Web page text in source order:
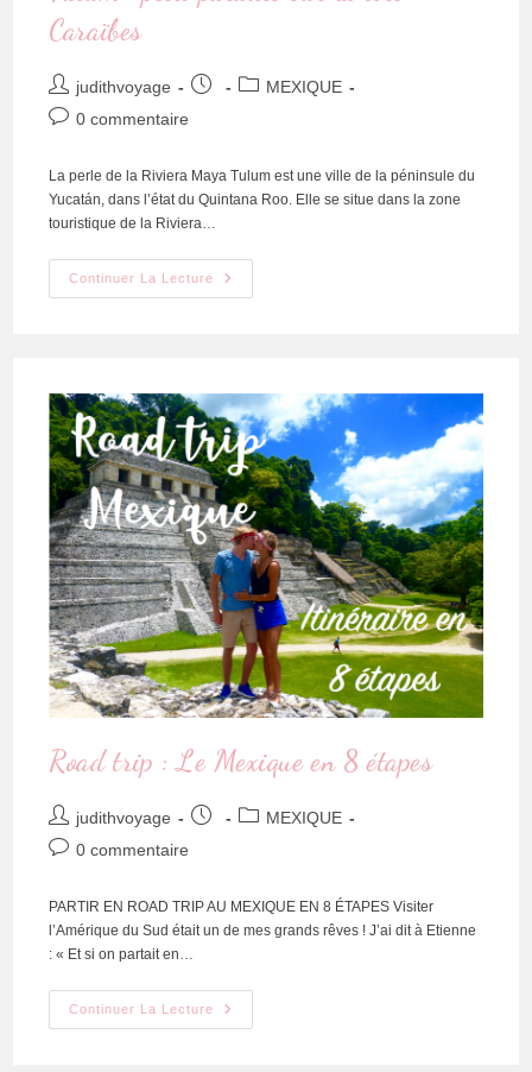
Caraïbes
judithvoyage
MEXIQUE
0 commentaire
La perle de la Riviera Maya Tulum est une ville de la péninsule du
Yucatán, dans l’état du Quintana Roo. Elle se situe dans la zone
touristique de la Riviera…
Continuer La Lecture
Road trip : Le Mexique en 8 étapes
judithvoyage
MEXIQUE
0 commentaire
PARTIR EN ROAD TRIP AU MEXIQUE EN 8 ÉTAPES Visiter
l’Amérique du Sud était un de mes grands rêves ! J’ai dit à Etienne
: « Et si on partait en…
Continuer La Lecture